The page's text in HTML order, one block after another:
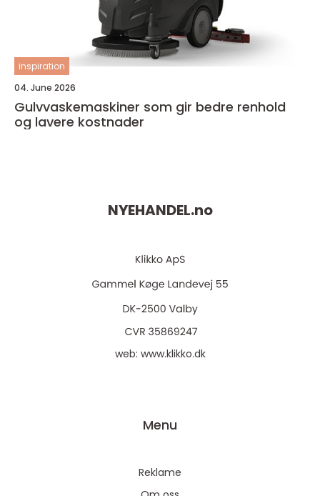
inspiration
04. June 2026
Gulvvaskemaskiner som gir bedre renhold
og lavere kostnader
NYEHANDEL.no
web: www.klikko.dk
Menu
Reklame